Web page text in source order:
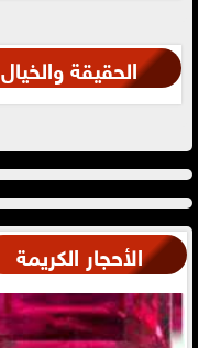
الحقيقة والخيال
الأحجار الكريمة